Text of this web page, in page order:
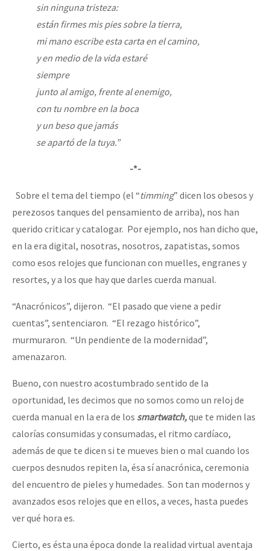
sin ninguna tristeza:
están firmes mis pies sobre la tierra,
mi mano escribe esta carta en el camino,
y en medio de la vida estaré
siempre
junto al amigo, frente al enemigo,
con tu nombre en la boca
y un beso que jamás
se apartó de la tuya.”
-*-
Sobre el tema del tiempo (el “timming” dicen los obesos y
perezosos tanques del pensamiento de arriba), nos han
querido criticar y catalogar. Por ejemplo, nos han dicho que,
en la era digital, nosotras, nosotros, zapatistas, somos
como esos relojes que funcionan con muelles, engranes y
resortes, y a los que hay que darles cuerda manual.
“Anacrónicos”, dijeron. “El pasado que viene a pedir
cuentas”, sentenciaron. “El rezago histórico”,
murmuraron. “Un pendiente de la modernidad”,
amenazaron.
Bueno, con nuestro acostumbrado sentido de la
oportunidad, les decimos que no somos como un reloj de
cuerda manual en la era de los smartwatch,que te miden las
calorías consumidas y consumadas, el ritmo cardíaco,
además de que te dicen si te mueves bien o mal cuando los
cuerpos desnudos repiten la, ésa sí anacrónica, ceremonia
del encuentro de pieles y humedades. Son tan modernos y
avanzados esos relojes que en ellos, a veces, hasta puedes
ver qué hora es.
Cierto, es ésta una época donde la realidad virtual aventaja